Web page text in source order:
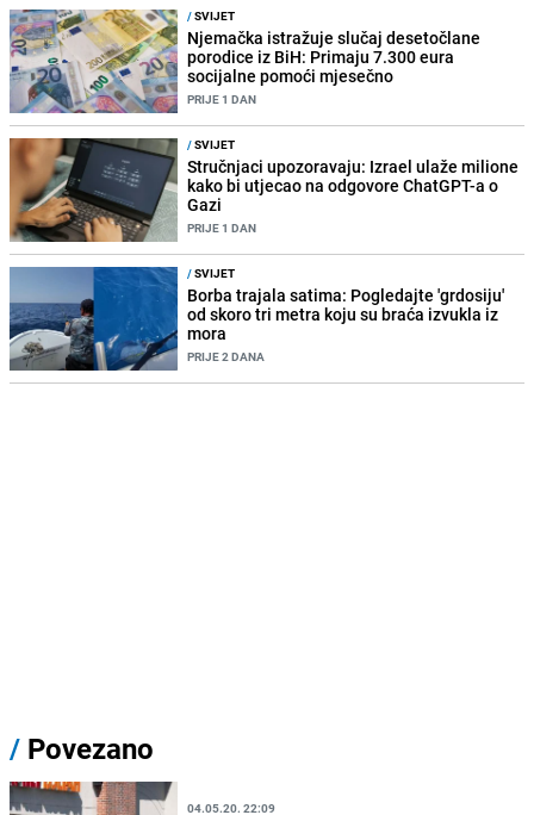
/SVIJET
Njemačka istražuje slučaj desetočlane
porodice iz BiH: Primaju 7.300 eura
socijalne pomoći mjesečno
PRIJE 1 DAN
/SVIJET
Stručnjaci upozoravaju: Izrael ulaže milione
kako bi utjecao na odgovore ChatGPT-a o
Gazi
PRIJE 1 DAN
/SVIJET
Borba trajala satima: Pogledajte 'grdosiju'
od skoro tri metra koju su braća izvukla iz
mora
PRIJE 2 DANA
/ Povezano
04.05.20. 22:09